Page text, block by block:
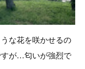
な花を咲かせるの
すが…匂いが強烈で